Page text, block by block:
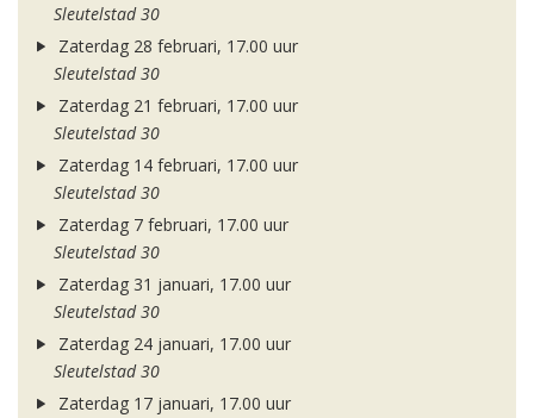
Sleutelstad 30
Zaterdag 28 februari, 17.00 uur
Sleutelstad 30
Zaterdag 21 februari, 17.00 uur
Sleutelstad 30
Zaterdag 14 februari, 17.00 uur
Sleutelstad 30
Zaterdag 7 februari, 17.00 uur
Sleutelstad 30
Zaterdag 31 januari, 17.00 uur
Sleutelstad 30
Zaterdag 24 januari, 17.00 uur
Sleutelstad 30
Zaterdag 17 januari, 17.00 uur